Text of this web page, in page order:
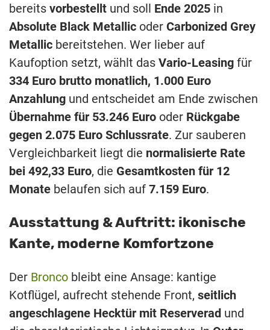
bereits vorbestellt und soll Ende 2025 in
Absolute Black Metallic oder Carbonized Grey
Metallic bereitstehen. Wer lieber auf
Kaufoption setzt, wählt das Vario-Leasing für
334 Euro brutto monatlich, 1.000 Euro
Anzahlung und entscheidet am Ende zwischen
Übernahme für 53.246 Euro oder Rückgabe
gegen 2.075 Euro Schlussrate. Zur sauberen
Vergleichbarkeit liegt die normalisierte Rate
bei 492,33 Euro, die Gesamtkosten für 12
Monate belaufen sich auf 7.159 Euro.
Ausstattung & Auftritt: ikonische
Kante, moderne Komfortzone
Der Bronco bleibt eine Ansage: kantige
Kotflügel, aufrecht stehende Front, seitlich
angeschlagene Hecktür mit Reserverad und